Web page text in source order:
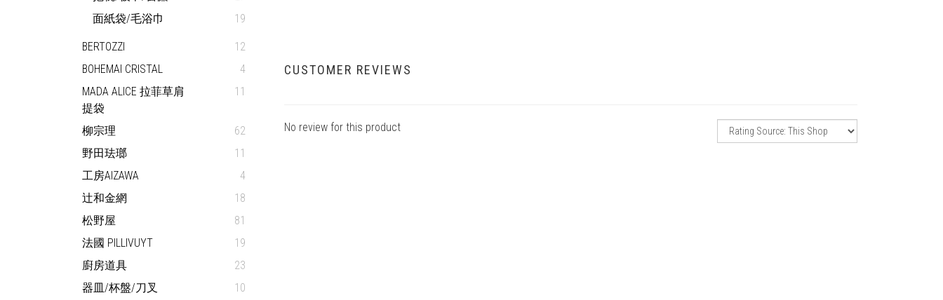
面紙袋/毛浴巾
19
BERTOZZI
12
BOHEMAI CRISTAL
4
MADA ALICE 拉菲草肩
提袋
11
柳宗理
62
野田珐瑯
11
工房AIZAWA
4
辻和金網
18
松野屋
81
法國 PILLIVUYT
19
廚房道具
23
器皿/杯盤/刀叉
10
CUSTOMER REVIEWS
No review for this product